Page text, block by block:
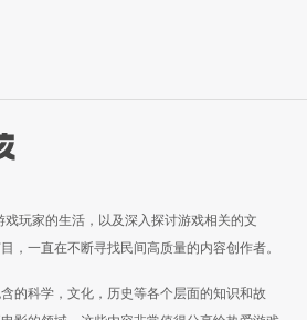
玩家的生活，以及深入探讨游戏相关的文
，一直在不断寻找民间高质量的内容创作者。
的科学，文化，历史等各个层面的知识和故